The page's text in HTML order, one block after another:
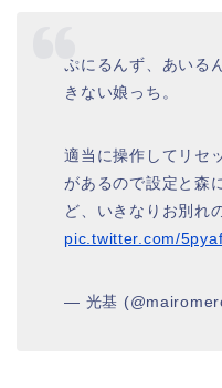
ぷにるんず、あいる
きない娘っち。
適当に操作してリセ
があるので設定と森
ど、いきなりお別れ
pic.twitter.com/
— 光基